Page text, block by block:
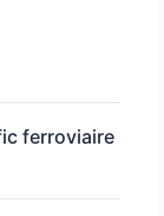
ferroviaire